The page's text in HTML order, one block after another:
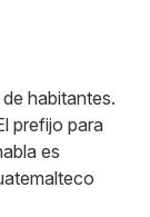
habitantes.
prefijo para
es